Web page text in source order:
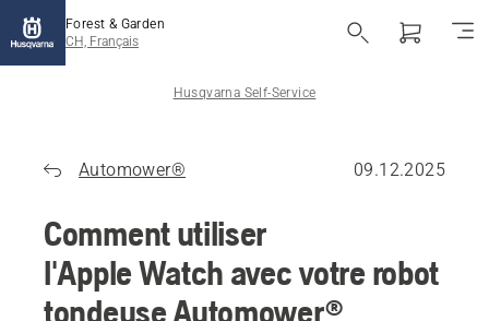
Forest & Garden
CH, Français
Husqvarna Self-Service
Automower® 09.12.2025
Comment utiliser
l'Apple Watch avec votre robot
tondeuse Automower®